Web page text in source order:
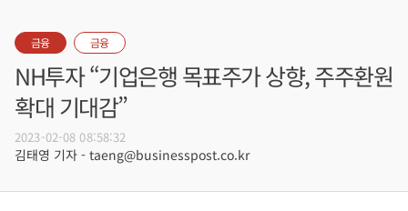
금융 금융
NH투자 “기업은행 목표주가 상향, 주주환원
확대 기대감”
2023-02-08 08:58:32
김태영 기자 - taeng@businesspost.co.kr